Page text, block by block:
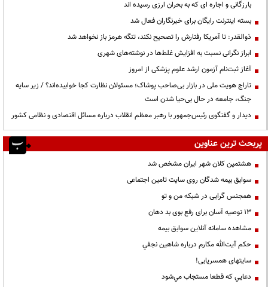
بارزگانی و اجاره ای که به بحران ارزی رسیده اند
بسته اینترنت رایگان برای خبرنگاران فعال شد
ذوالقدر: تا آمریکا رفتارش را تصحیح نکند، تنگه هرمز باز نخواهد شد
ابراز نگرانی نسبت به افزایش غلط‌ها در نوشته‌های شهری
آغاز ثبت‌نام آزمون ارشد علوم پزشکی از امروز
تاراج هویت ملی در بازار بی‌صاحب پوشاک؛ مسئولان نظارت کجا خوابیده‌اند؟ / زیر سایه
جنگ، جامعه در حال بی‌حیا شدن است
دیدار و گفتگوی رئیس‌جمهور با رهبر معظم انقلاب درباره مسائل اقتصادی و نظامی کشور
پربحث ترین عناوین
هشتمین کلان شهر ایران مشخص شد
سوابق بیمه شدگان روی سایت تامین اجتماعی
همجنس گرایی در شبکه من و تو
13 توصیه آسان برای رفع بوی بد دهان
مشاهده سامانه آنلاين سوابق بیمه
حكم آيت‌الله مكارم درباره شاهين نجفي
سایتهای همسریابی!
دعايي كه قطعا مستجاب مي‌شود